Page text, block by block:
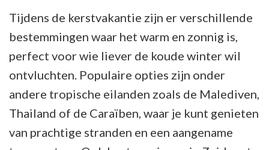
Tijdens de kerstvakantie zijn er verschillende
bestemmingen waar het warm en zonnig is,
perfect voor wie liever de koude winter wil
ontvluchten. Populaire opties zijn onder
andere tropische eilanden zoals de Malediven,
Thailand of de Caraïben, waar je kunt genieten
van prachtige stranden en een aangename